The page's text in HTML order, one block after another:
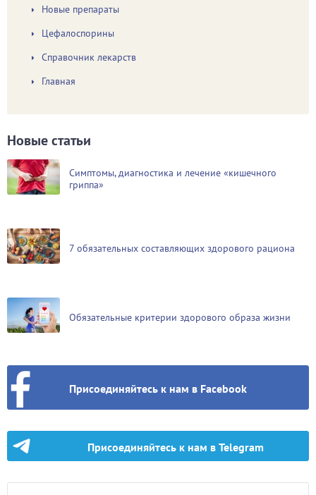
Новые препараты
Цефалоспорины
Справочник лекарств
Главная
Новые статьи
Симптомы, диагностика и лечение «кишечного
гриппа»
7 обязательных составляющих здорового рациона
Обязательные критерии здорового образа жизни
Присоединяйтесь к нам в Facebook
Присоединяйтесь к нам в Telegram